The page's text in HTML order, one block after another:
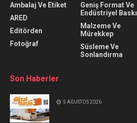
Ambalaj Ve Etiket
ARED
Editörden
Fotoğraf
Geniş Format Ve
Endüstriyel Baskı
Malzeme Ve
Mürekkep
Süsleme Ve
Sonlandırma
Son Haberler
5 AĞUSTOS 2026